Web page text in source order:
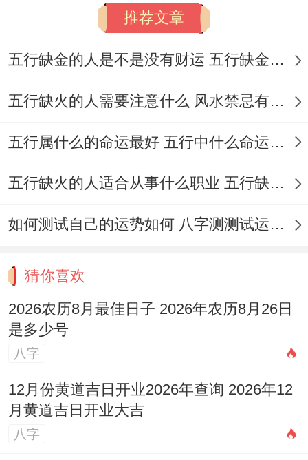
为“白虎”（黑道日），吉日指数98分。宜于
纳采、订盟、开业、交易、立券、出行、会
亲友、安机械、修造等事.
12月20日（星期日;农历冬月十二）:值神
纳采、订盟、祭祀、祈福、开光、安香、出
火、出行、会亲友、安机械、修造、动土
• 十二月下旬（12月23日
临近月底同新年也有几个不错的选择。
12月23日（星期三，农历冬月十五）：值神
为“勾陈”（黑道日）；吉日指数98分.宜于安
床、架马、祭祀、塑绘、开光、出行、理发
等事。
12月24日（星期四 -农历冬月十六）
为“青龙”（黄道日），这是本月
吉日指数最
推荐文章
五行缺金的人是不是没有财运 五行缺金的人命运好不好
五行缺火的人需要注意什么 风水禁忌有哪些
五行属什么的命运最好 五行中什么命运势旺盛
五行缺火的人适合从事什么职业 五行缺火的人适合从事的职业有哪些
如何测试自己的运势如何 八字测测试运运程
猜你喜欢
2026农历8月最佳日子 2026年农历8月26日
是多少号
八字
12月份黄道吉日开业2026年查询 2026年12
月黄道吉日开业大吉
八字